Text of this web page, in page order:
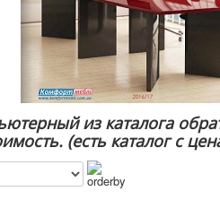
из каталога
(есть каталог с